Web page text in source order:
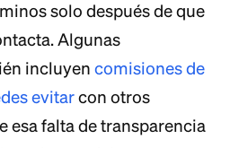
solo después de que
Algunas
incluyen comisiones de
evitarcon otros
esa falta de transparencia